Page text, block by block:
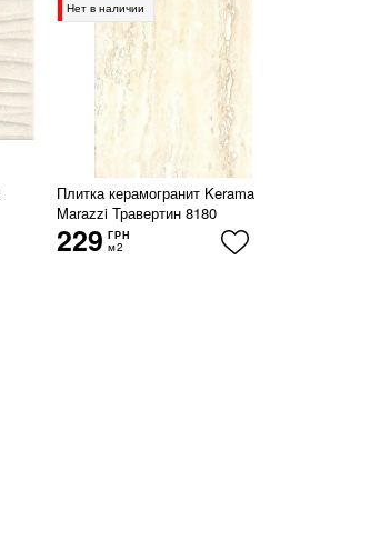
Нет в наличии
Плитка керамогранит Kerama
Marazzi Травертин 8180
229 ГРН
м2